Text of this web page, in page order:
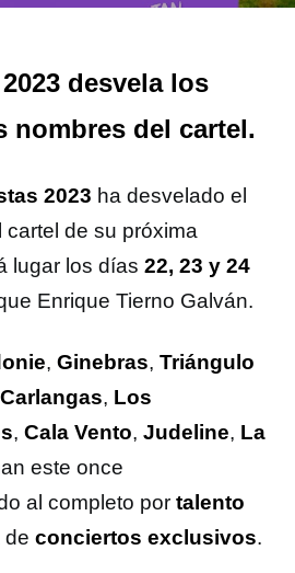
desvela los
nombres del cartel.
2023 ha desvelado el
de su próxima
lugar los días 22, 23 y 24
Enrique Tierno Galván.
, Ginebras, Triángulo
Carlangas, Los
, Cala Vento, Judeline, La
este once
al completo por talento
de conciertos exclusivos.